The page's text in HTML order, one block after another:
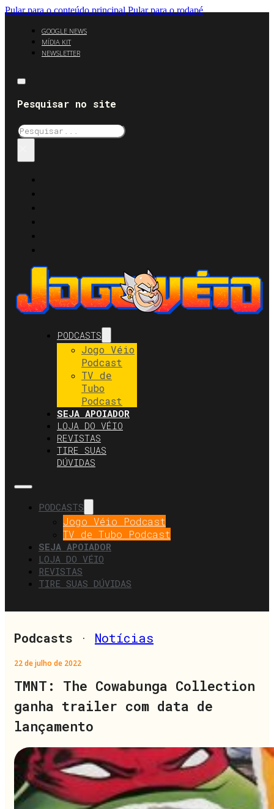
Pular para o conteúdo principal Pular para o rodapé
GOOGLE NEWS
MÍDIA KIT
NEWSLETTER
Pesquisar no site
Pesquisar
PODCASTS
Jogo Véio
Podcast
TV de
Tubo
Podcast
SEJA APOIADOR
LOJA DO VÉIO
REVISTAS
TIRE SUAS
DÚVIDAS
PODCASTS
Jogo Véio Podcast
TV de Tubo Podcast
SEJA APOIADOR
LOJA DO VÉIO
REVISTAS
TIRE SUAS DÚVIDAS
Podcasts · Notícias
22 de julho de 2022
TMNT: The Cowabunga Collection
ganha trailer com data de
lançamento